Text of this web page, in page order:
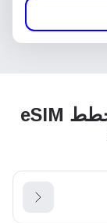
ابقَ متصلاً لما بعد رواندا مع خطط eSIM